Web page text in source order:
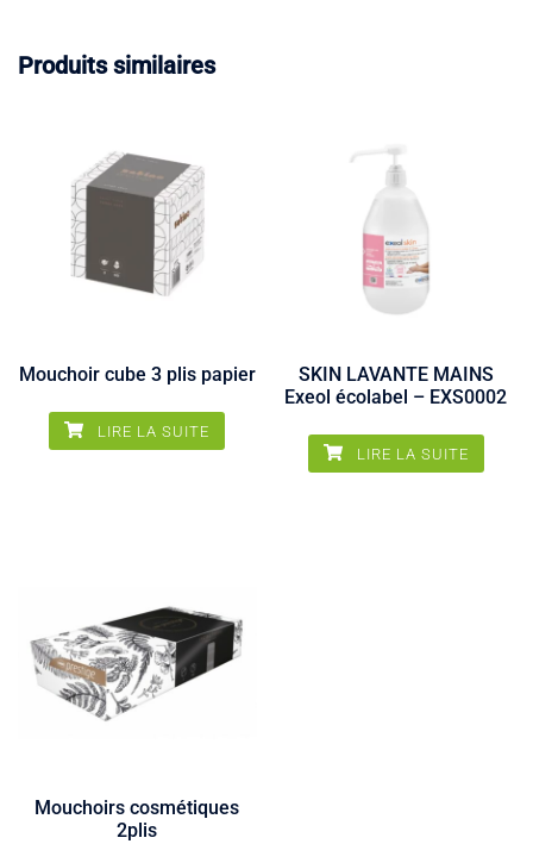
Produits similaires
Mouchoir cube 3 plis papier
LIRE LA SUITE
SKIN LAVANTE MAINS
Exeol écolabel – EXS0002
LIRE LA SUITE
Mouchoirs cosmétiques
2plis